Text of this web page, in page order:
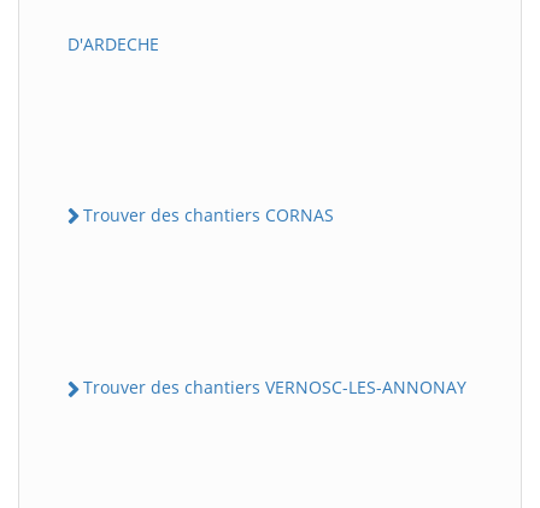
D'ARDECHE
Trouver des chantiers CORNAS
Trouver des chantiers VERNOSC-LES-ANNONAY